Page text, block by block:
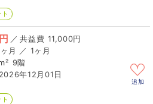
／
11,000円
月 ／ 1ヶ月
9階
2026年12月01日
追加